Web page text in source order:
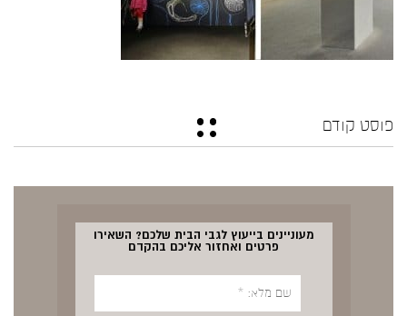
פוסט קודם
מעוניינים בייעוץ לגבי הבית שלכם? השאירו
פרטים ואחזור אליכם בהקדם